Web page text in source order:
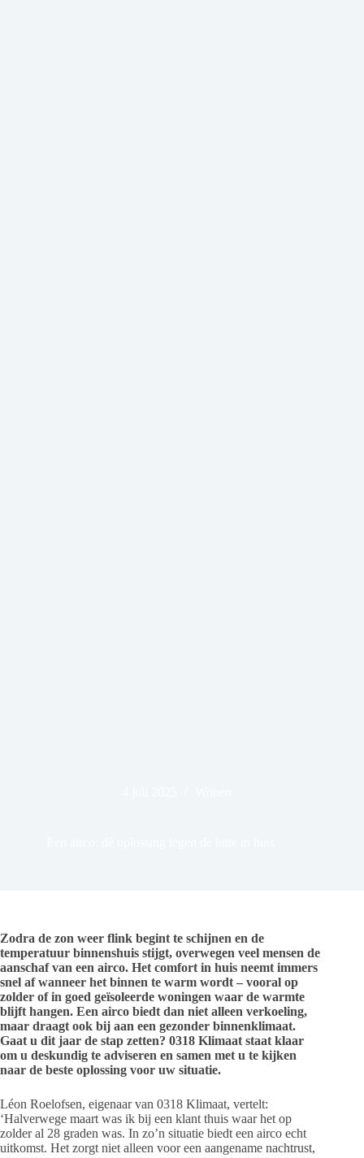
Zodra de zon weer flink begint te schijnen en de
temperatuur binnenshuis stijgt, overwegen veel mensen de
aanschaf van een airco. Het comfort in huis neemt immers
snel af wanneer het binnen te warm wordt – vooral op
zolder of in goed geïsoleerde woningen waar de warmte
blijft hangen. Een airco biedt dan niet alleen verkoeling,
maar draagt ook bij aan een gezonder binnenklimaat.
Gaat u dit jaar de stap zetten? 0318 Klimaat staat klaar
om u deskundig te adviseren en samen met u te kijken
naar de beste oplossing voor uw situatie.
Léon Roelofsen, eigenaar van 0318 Klimaat, vertelt:
‘Halverwege maart was ik bij een klant thuis waar het op
zolder al 28 graden was. In zo’n situatie biedt een airco echt
uitkomst. Het zorgt niet alleen voor een aangename nachtrust,